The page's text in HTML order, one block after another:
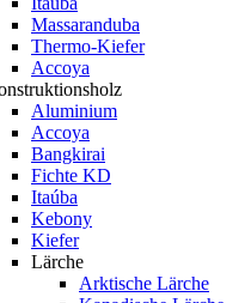
Massaranduba
Thermo-Kiefer
Accoya
Aluminium
Accoya
Bangkirai
Fichte KD
Itaúba
Kebony
Kiefer
Lärche
Arktische Lärche